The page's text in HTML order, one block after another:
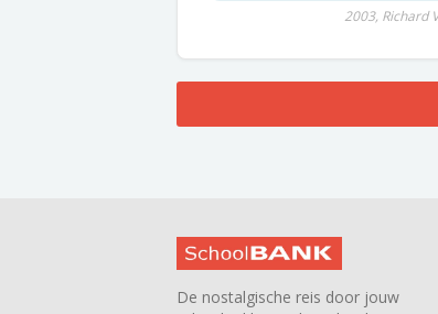
2003, Richard
De nostalgische reis door jouw